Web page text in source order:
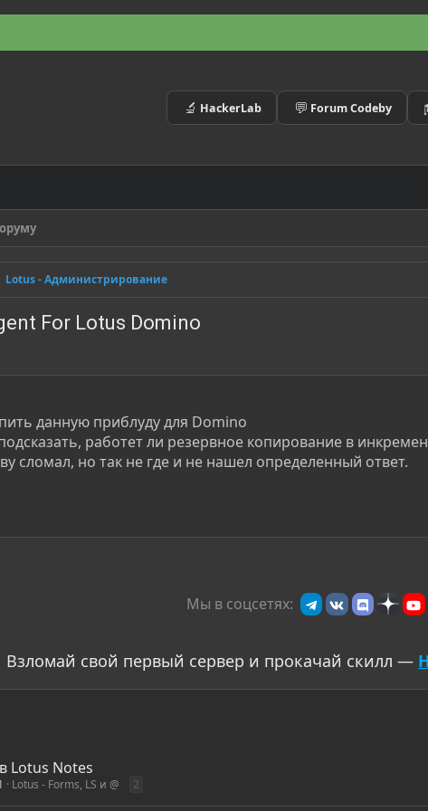
🔬 HackerLab 💬 Forum Codeby
Lotus - Администрирование
For Lotus Domino
данную приблуду для Domino
работет ли резервное копирование в
сломал, но так не где и не нашел определенный ответ.
Мы в соцсетях:
Взломай свой первый сервер и прокачай скилл —
Lotus Notes
Lotus - Forms, LS и @ 2